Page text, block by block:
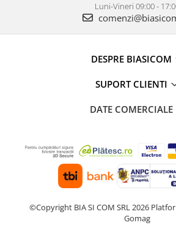
Luni-Vineri 09:00 -
DESPRE BIASICOM
SUPORT CLIENTI
DATE COMERCIALE
©Copyright BIA SI COM SRL 2026
Gomag